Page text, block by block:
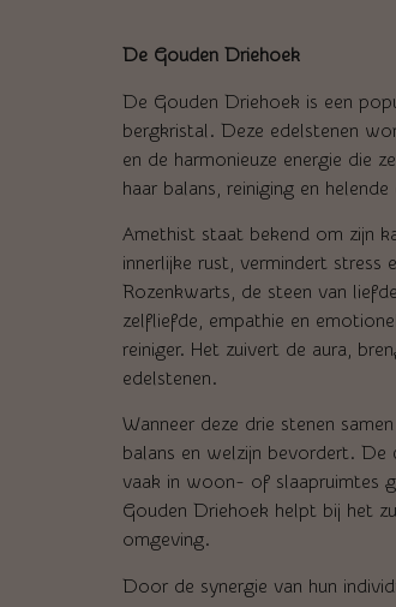
De Gouden Driehoek
De Gouden Driehoek is een
bergkristal. Deze edelstenen
en de harmonieuze energie die
haar balans, reiniging en helende
Amethist staat bekend om zijn
innerlijke rust, vermindert stress
Rozenkwarts, de steen van
zelfliefde, empathie en
reiniger. Het zuivert de aura,
edelstenen.
Wanneer deze drie stenen
balans en welzijn bevordert.
vaak in woon- of slaapruimtes
Gouden Driehoek helpt bij het
omgeving.
Door de synergie van hun